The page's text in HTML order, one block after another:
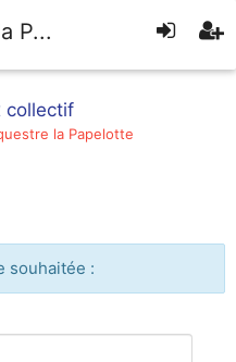
P...
collectif
la Papelotte
souhaitée :